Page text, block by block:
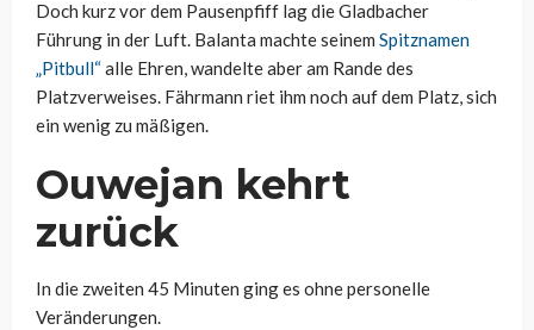
Doch kurz vor dem Pausenpfiff lag die Gladbacher
Führung in der Luft. Balanta machte seinem Spitznamen
„Pitbull“alle Ehren, wandelte aber am Rande des
Platzverweises. Fährmann riet ihm noch auf dem Platz, sich
ein wenig zu mäßigen.
Ouwejan kehrt
zurück
In die zweiten 45 Minuten ging es ohne personelle
Veränderungen.